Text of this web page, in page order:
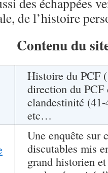
de l’histoire
Contenu du
Histoire du PCF
direction du PCF
clandestinité
etc…
Une enquête sur
discutables mis
grand historien